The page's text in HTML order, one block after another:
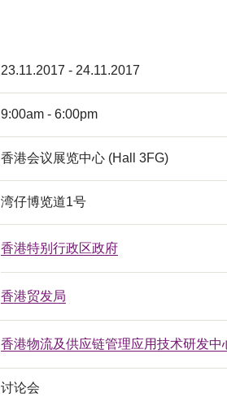
23.11.2017 - 24.11.2017
9:00am - 6:00pm
香港会议展览中心 (Hall 3FG)
湾仔博览道1号
香港特别行政区政府
香港贸发局
香港物流及供应链管理应用技术研发中
讨论会